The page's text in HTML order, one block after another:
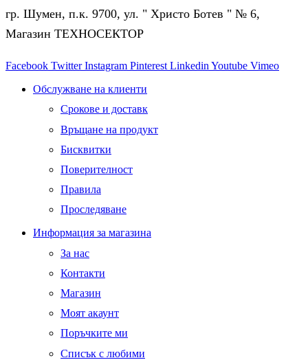
гр. Шумен, п.к. 9700, ул. " Христо Ботев " № 6,
Магазин ТЕХНОСЕКТОР
Facebook Twitter Instagram Pinterest Linkedin Youtube Vimeo
Обслужване на клиенти
Срокове и доставк
Връщане на продукт
Бисквитки
Поверителност
Правила
Проследяване
Информация за магазина
За нас
Контакти
Магазин
Моят акаунт
Поръчките ми
Списък с любими